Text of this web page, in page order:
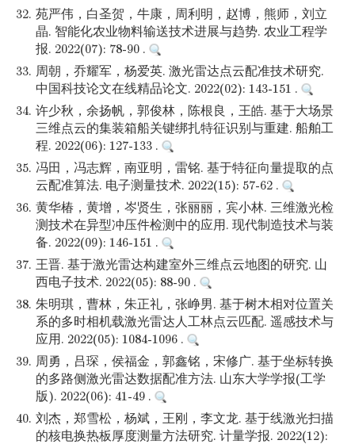
32. 苑严伟，白圣贺，牛康，周利明，赵博，熊师，刘立
晶. 智能化农业物料输送技术进展与趋势. 农业工程学
报. 2022(07): 78-90 .
33. 周朝，乔耀军，杨爱英. 激光雷达点云配准技术研究.
中国科技论文在线精品论文. 2022(02): 143-151 .
34. 许少秋，余扬帆，郭俊林，陈根良，王皓. 基于大场景
三维点云的集装箱船关键绑扎特征识别与重建. 船舶工
程. 2022(06): 127-133 .
35. 冯田，冯志辉，南亚明，雷铭. 基于特征向量提取的点
云配准算法. 电子测量技术. 2022(15): 57-62 .
36. 黄华椿，黄增，岑贤生，张丽丽，宾小林. 三维激光检
测技术在异型冲压件检测中的应用. 现代制造技术与装
备. 2022(09): 146-151 .
37. 王晋. 基于激光雷达构建室外三维点云地图的研究. 山
西电子技术. 2022(05): 88-90 .
38. 朱明琪，曹林，朱正礼，张峥男. 基于树木相对位置关
系的多时相机载激光雷达人工林点云匹配. 遥感技术与
应用. 2022(05): 1084-1096 .
39. 周勇，吕琛，侯福金，郭鑫铭，宋修广. 基于坐标转换
的多路侧激光雷达数据配准方法. 山东大学学报(工学
版). 2022(06): 41-49 .
40. 刘杰，郑雪松，杨斌，王刚，李文龙. 基于线激光扫描
的核电换热板厚度测量方法研究. 计量学报. 2022(12):